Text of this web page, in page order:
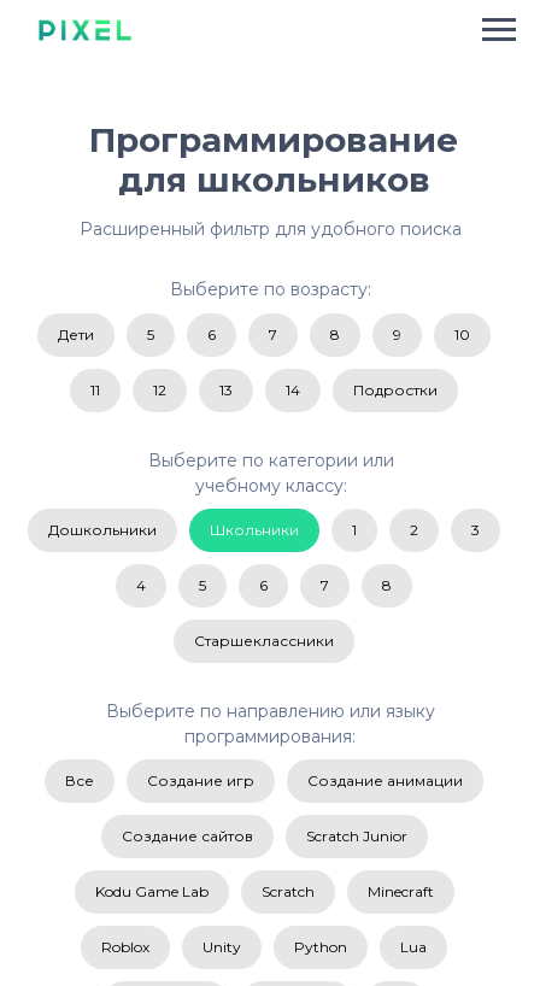
Программирование
для школьников
Расширенный фильтр для удобного поиска
Выберите по возрасту:
Дети 5 6 7 8 9 10
11 12 13 14 Подростки
Выберите по категории или
учебному классу:
Дошкольники Школьники 1 2 3
4 5 6 7 8
Старшеклассники
Выберите по направлению или языку
программирования:
Все Создание игр Создание анимации
Создание сайтов Scratch Junior
Kodu Game Lab Scratch Minecraft
Roblox Unity Python Lua